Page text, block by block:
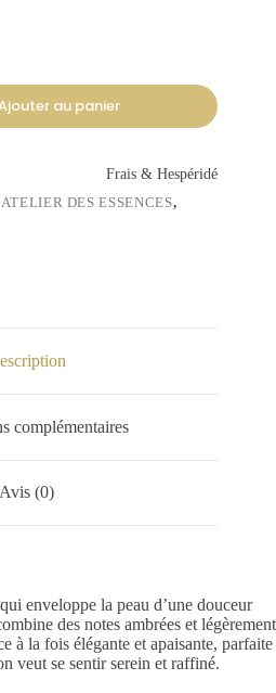
au panier
Frais & Hespéridé
DES ESSENCES,
complémentaires
Avis (0)
enveloppe la peau d’une douceur
des notes ambrées et légèrement
à la fois élégante et apaisante, parfaite
veut se sentir serein et raffiné.